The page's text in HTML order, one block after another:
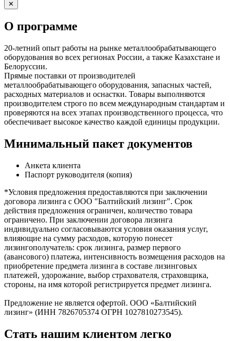
✕
О программе
20-летний опыт работы на рынке металлообрабатывающего
оборудования во всех регионах России, а также Казахстане и
Белоруссии.
Прямые поставки от производителей
металлообрабатывающего оборудования, запасных частей,
расходных материалов и оснастки. Товары выполняются
производителем строго по всем международным стандартам и
проверяются на всех этапах производственного процесса, что
обеспечивает высокое качество каждой единицы продукции.
Минимальный пакет документов
Анкета клиента
Паспорт руководителя (копия)
*Условия предложения предоставляются при заключении
договора лизинга с ООО "Балтийский лизинг". Срок
действия предложения ограничен, количество товара
ограничено. При заключении договора лизинга
индивидуально согласовываются условия оказания услуг,
влияющие на сумму расходов, которую понесет
лизингополучатель: срок лизинга, размер первого
(авансового) платежа, интенсивность возмещения расходов на
приобретение предмета лизинга в составе лизинговых
платежей, удорожание, выбор страхователя, страховщика,
стороны, на имя которой регистрируется предмет лизинга.
Предложение не является офертой. ООО «Балтийский
лизинг» (ИНН 7826705374 ОГРН 1027810273545).
Стать нашим клиентом легко